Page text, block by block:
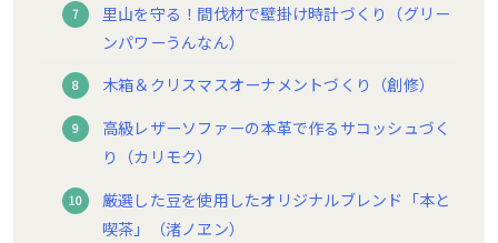
里山を守る！間伐材で壁掛け時計づくり（グリー
ンパワーうんなん）
木箱＆クリスマスオーナメントづくり（創修）
高級レザーソファーの本革で作るサコッシュづく
り（カリモク）
厳選した豆を使用したオリジナルブレンド「本と
喫茶」（渚ノヱン）